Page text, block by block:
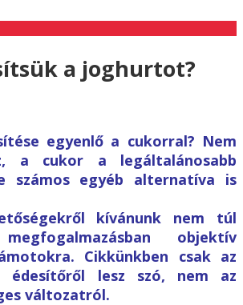
a joghurtot?
egyenlő a cukorral? Nem
a cukor a legáltalánosabb
számos egyéb alternatíva is
kívánunk nem túl
objektív
Cikkünkben csak az
édesítőről lesz szó, nem az
változatról.